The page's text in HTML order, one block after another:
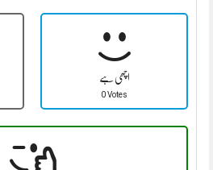
اچھی ہے
0 Votes